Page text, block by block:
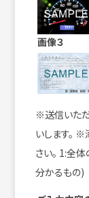
画像３
※送信いた
いします。
さい。 1:全
分かるもの